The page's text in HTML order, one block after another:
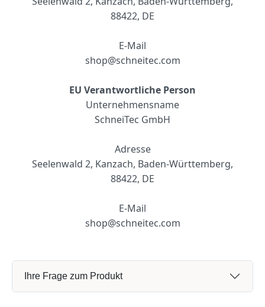
88422, DE
E-Mail
shop@schneitec.com
EU Verantwortliche Person
Unternehmensname
SchneiTec GmbH
Adresse
Seelenwald 2, Kanzach, Baden-Württemberg,
88422, DE
E-Mail
shop@schneitec.com
Ihre Frage zum Produkt